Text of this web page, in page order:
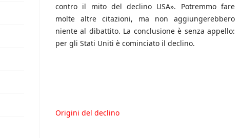
contro il mito del declino USA». Potremmo fare
molte altre citazioni, ma non aggiungerebbero
niente al dibattito. La conclusione è senza appello:
per gli Stati Uniti è cominciato il declino.
Origini del declino